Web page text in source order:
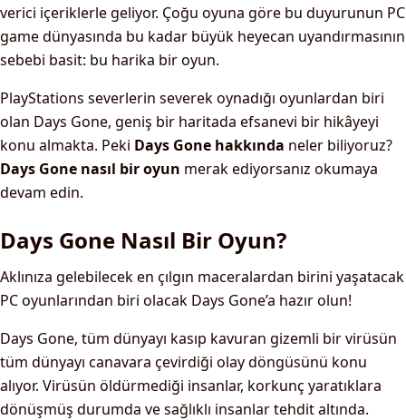
verici içeriklerle geliyor. Çoğu oyuna göre bu duyurunun PC
game dünyasında bu kadar büyük heyecan uyandırmasının
sebebi basit: bu harika bir oyun.
PlayStations severlerin severek oynadığı oyunlardan biri
olan Days Gone, geniş bir haritada efsanevi bir hikâyeyi
konu almakta. Peki Days Gone hakkında neler biliyoruz?
Days Gone nasıl bir oyun merak ediyorsanız okumaya
devam edin.
Days Gone Nasıl Bir Oyun?
Aklınıza gelebilecek en çılgın maceralardan birini yaşatacak
PC oyunlarından biri olacak Days Gone’a hazır olun!
Days Gone, tüm dünyayı kasıp kavuran gizemli bir virüsün
tüm dünyayı canavara çevirdiği olay döngüsünü konu
alıyor. Virüsün öldürmediği insanlar, korkunç yaratıklara
dönüşmüş durumda ve sağlıklı insanlar tehdit altında.